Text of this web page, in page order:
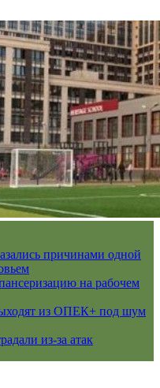
причинами одной
на рабочем
из ОПЕК+ под шум
из-за атак